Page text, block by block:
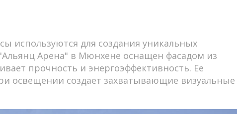
используются для создания уникальных
Арена" в Мюнхене оснащен фасадом из
прочность и энергоэффективность. Ее
освещении создает захватывающие визуальные